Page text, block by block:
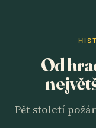
Od
Pět století